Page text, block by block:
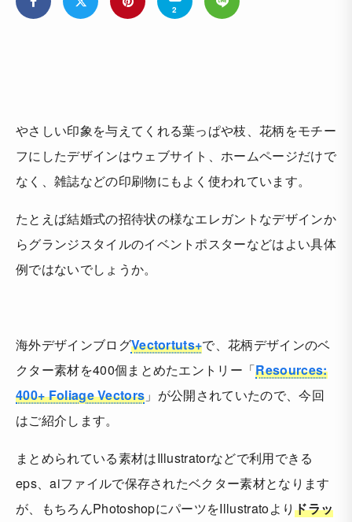
2
やさしい印象を与えてくれる葉っぱや枝、花柄をモチー
フにしたデザインはウェブサイト、ホームページだけで
なく、雑誌などの印刷物にもよく使われています。
たとえば結婚式の招待状の様なエレガントなデザインか
らグランジスタイルのイベントポスターなどはよい具体
例ではないでしょうか。
海外デザインブログVectortuts+で、花柄デザインのベ
クター素材を400個まとめたエントリー「Resources:
400+ Foliage Vectors 」が公開されていたので、今回
はご紹介します。
まとめられている素材はIllustratorなどで利用できる
eps、aiファイルで保存されたベクター素材となります
が、もちろんPhotoshopにパーツをIllustratoよりドラッ